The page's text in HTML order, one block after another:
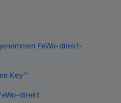
FeWo-direkt-
Key™
direkt